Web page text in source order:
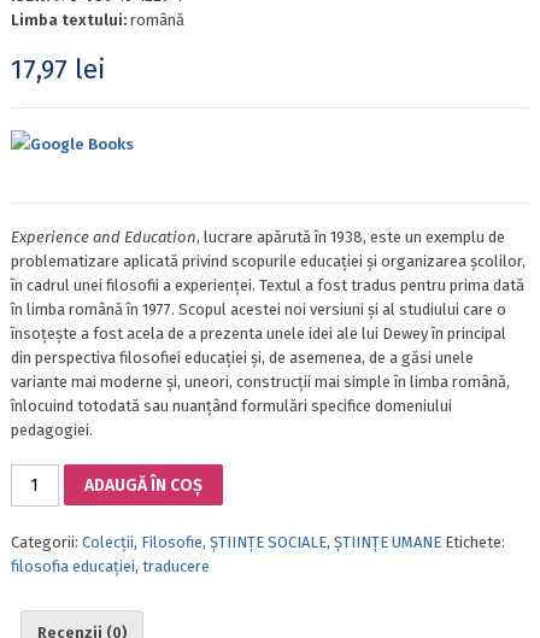
Limba textului: română
17,97 lei
Google Books
Experience and Education, lucrare apărută în 1938, este un exemplu de
problematizare aplicată privind scopurile educaţiei şi organizarea şcolilor,
în cadrul unei filosofii a experienţei. Textul a fost tradus pentru prima dată
în limba română în 1977. Scopul acestei noi versiuni şi al studiului care o
însoţeşte a fost acela de a prezenta unele idei ale lui Dewey în principal
din perspectiva filosofiei educaţiei şi, de asemenea, de a găsi unele
variante mai moderne şi, uneori, construcţii mai simple în limba română,
înlocuind totodată sau nuanţând formulări specifice domeniului
pedagogiei.
Cantitate
EXPERIENȚĂ
EDUCAȚIE
ADAUGĂ ÎN COȘ
Categorii: Colecții, Filosofie, ȘTIINȚE SOCIALE, ȘTIINȚE UMANE Etichete:
filosofia educației, traducere
Recenzii (0)